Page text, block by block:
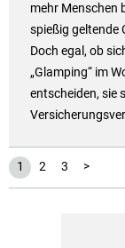
mehr Menschen
spießig geltende
Doch egal, ob
„Glamping“ im
entscheiden, sie
1 2 3 >